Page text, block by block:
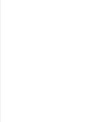
Замена